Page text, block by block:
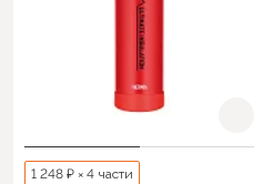
1 248 ₽ × 4 части